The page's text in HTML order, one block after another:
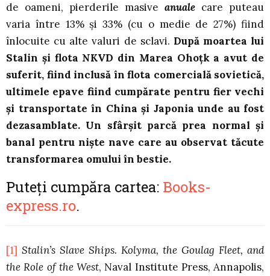
de oameni, pierderile masive anuale care puteau
varia între 13% şi 33% (cu o medie de 27%) fiind
înlocuite cu alte valuri de sclavi. După moartea lui
Stalin şi flota NKVD din Marea Ohoţk a avut de
suferit, fiind inclusă în flota comercială sovietică,
ultimele epave fiind cumpărate pentru fier vechi
şi transportate în China şi Japonia unde au fost
dezasamblate. Un sfârşit parcă prea normal şi
banal pentru nişte nave care au observat tăcute
transformarea omului în bestie.
Puteți cumpăra cartea: Books-
express.ro.
[1] Stalin’s Slave Ships. Kolyma, the Goulag Fleet, and
the Role of the West, Naval Institute Press, Annapolis,